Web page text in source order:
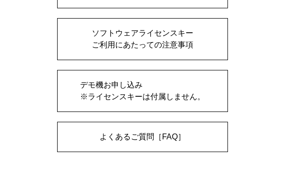
ソフトウェアライセンスキー
ご利用にあたっての注意事項
デモ機お申し込み
※ライセンスキーは付属しません。
よくあるご質問［FAQ］